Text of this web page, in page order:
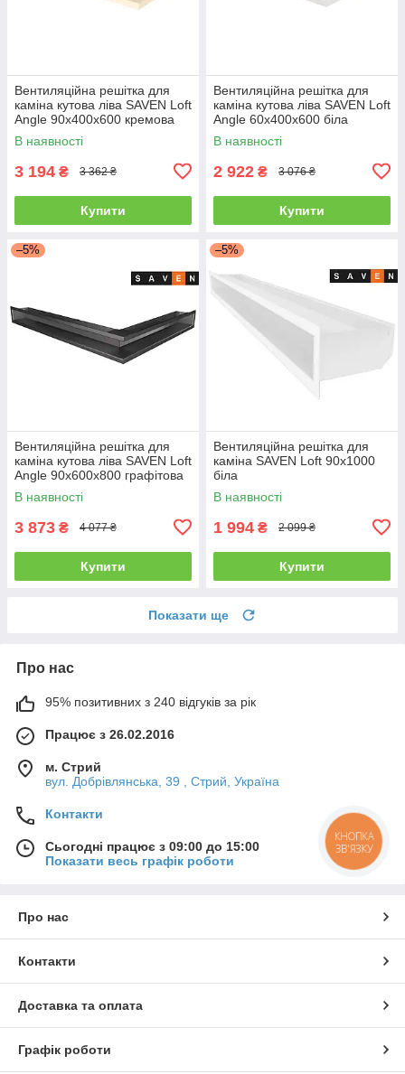
Вентиляційна решітка для
каміна кутова ліва SAVEN Loft
Angle 90х400х600 кремова
В наявності
3 194 ₴ 3 362 ₴
Купити
Вентиляційна решітка для
каміна кутова ліва SAVEN Loft
Angle 60х400х600 біла
В наявності
2 922 ₴ 3 076 ₴
Купити
–5%
Вентиляційна решітка для
каміна кутова ліва SAVEN Loft
Angle 90х600х800 графітова
В наявності
3 873 ₴ 4 077 ₴
Купити
–5%
Вентиляційна решітка для
каміна SAVEN Loft 90х1000
біла
В наявності
1 994 ₴ 2 099 ₴
Купити
Показати ще
Про нас
95% позитивних з 240 відгуків за рік
Працює з 26.02.2016
м. Стрий
вул. Добрівлянська, 39 , Стрий, Україна
Контакти
Сьогодні працює з 09:00 до 15:00
Показати весь графік роботи
Про нас
Контакти
Доставка та оплата
Графік роботи
КНОПКА
ЗВ'ЯЗКУ